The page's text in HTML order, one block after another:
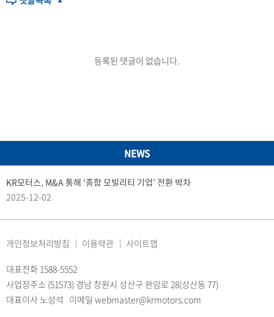
등록된 댓글이 없습니다.
NEWS
KR모터스, M&A 통해 ‘종합 모빌리티 기업’ 전환 박차
2025-12-02
개인정보처리방침 이용약관 사이트맵
대표전화 1588-5552
사업장주소 (51573) 경남 창원시 성산구 완암로 28(성산동 77)
대표이사 노성석 이메일 webmaster@krmotors.com